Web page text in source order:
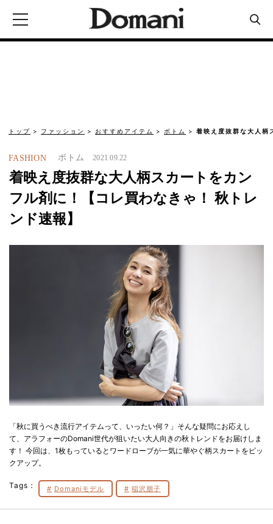
トップ ファッション おすすめアイテム ボトム 着映え度抜群な大人柄
FASHION ボトム 2021.09.22
着映え度抜群な大人柄スカートをカン
フル剤に！【コレ買わなきゃ！ 秋トレ
ンド速報】
「秋に買うべき流行アイテムって、いったい何？」そんな疑問にお応えし
て、アラフォーのDomani世代が狙いたい大人向きの秋トレンドをお届けしま
す！ 今回は、1枚もっているとワードローブが一気に華やぐ柄スカートをピッ
クアップ。
Tags： Domaniモデル 稲沢朋子